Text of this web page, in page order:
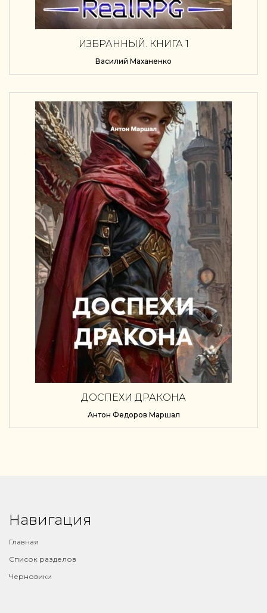
ИЗБРАННЫЙ. КНИГА 1
Василий Маханенко
ДОСПЕХИ ДРАКОНА
Антон Федоров Маршал
Навигация
Главная
Список разделов
Черновики